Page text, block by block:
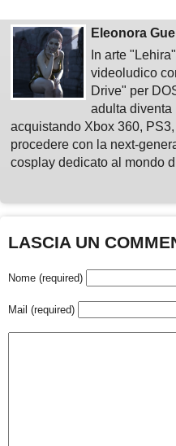
Eleonora
In arte
videoludico
Drive" per
adulta diventa
acquistando Xbox 360,
procedere con la next-
cosplay dedicato al mondo
LASCIA UN
Nome (required)
Mail (required)